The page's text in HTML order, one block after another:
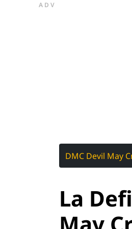
ADV
DMC Devil May
La